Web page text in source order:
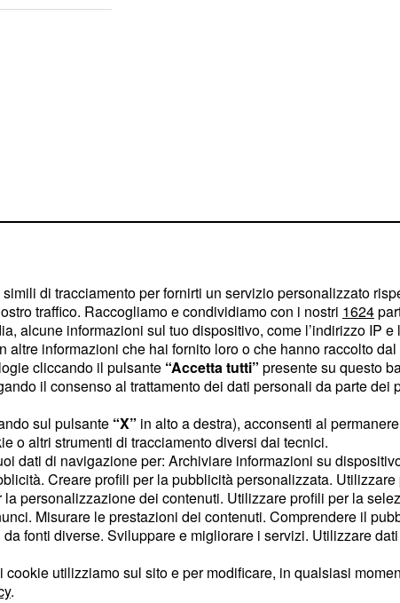
si è scoperto un
una frattura ad
e ora opinionista
la sua solidarietà a
per non aver
il passaggio in cui è
di tracciamento per fornirti un servizio personalizzato
traffico. Raccogliamo e condividiamo con i nostri 1624
alcune informazioni sul tuo dispositivo, come l’indirizzo IP
altre informazioni che hai fornito loro o che hanno raccolto
cliccando il pulsante “Accetta tutti” presente su questo
il consenso al trattamento dei dati personali da parte dei
sul pulsante “X” in alto a destra), acconsenti al
o altri strumenti di tracciamento diversi dai tecnici.
dati di navigazione per: Archiviare informazioni su
Creare profili per la pubblicità personalizzata.
personalizzazione dei contenuti. Utilizzare profili per la
Misurare le prestazioni dei contenuti. Comprendere il
fonti diverse. Sviluppare e migliorare i servizi. Utilizzare
utilizziamo sul sito e per modificare, in qualsiasi
.